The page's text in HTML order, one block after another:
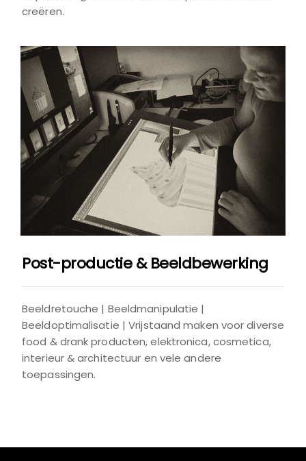
creëren.
Post-productie & Beeldbewerking
Beeldretouche | Beeldmanipulatie |
Beeldoptimalisatie | Vrijstaand maken voor diverse
food & drank producten, elektronica, cosmetica,
interieur & architectuur en vele andere
toepassingen.